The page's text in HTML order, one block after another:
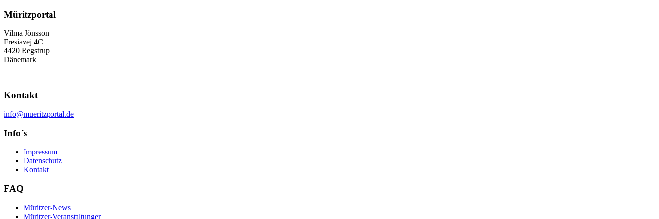
Müritzportal
Vilma Jönsson
Fresiavej 4C
4420 Regstrup
Dänemark
Kontakt
info@mueritzportal.de
Info´s
Impressum
Datenschutz
Kontakt
FAQ
Müritzer-News
Müritzer-Veranstaltungen